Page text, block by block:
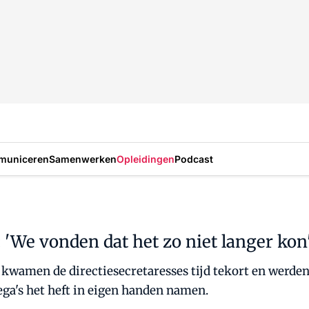
SamenwerkenOpleidingenPodcast
vonden dat het zo niet langer
de directiesecretaresses tijd tekort en
het heft in eigen handen namen.